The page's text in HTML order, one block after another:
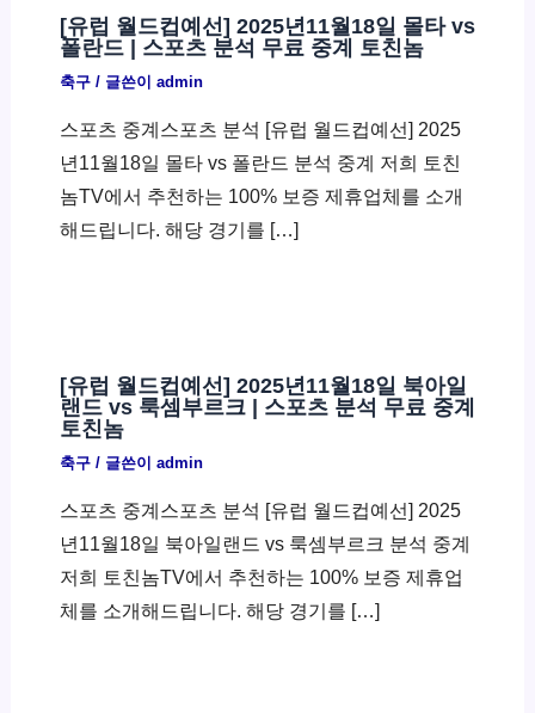
[유럽 월드컵예선] 2025년11월18일 몰타 vs
폴란드 | 스포츠 분석 무료 중계 토친놈
축구/ 글쓴이 admin
스포츠 중계스포츠 분석 [유럽 월드컵예선] 2025
년11월18일 몰타 vs 폴란드 분석 중계 저희 토친
놈TV에서 추천하는 100% 보증 제휴업체를 소개
해드립니다. 해당 경기를 […]
[유럽 월드컵예선] 2025년11월18일 북아일
랜드 vs 룩셈부르크 | 스포츠 분석 무료 중계
토친놈
축구/ 글쓴이 admin
스포츠 중계스포츠 분석 [유럽 월드컵예선] 2025
년11월18일 북아일랜드 vs 룩셈부르크 분석 중계
저희 토친놈TV에서 추천하는 100% 보증 제휴업
체를 소개해드립니다. 해당 경기를 […]